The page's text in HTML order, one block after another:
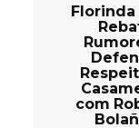
Florinda
com